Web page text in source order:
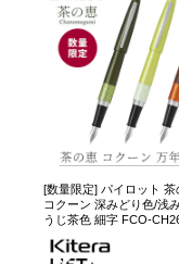
[数量限定] パイロット 茶
コクーン 深みどり色/浅
うじ茶色 細字 FCO-